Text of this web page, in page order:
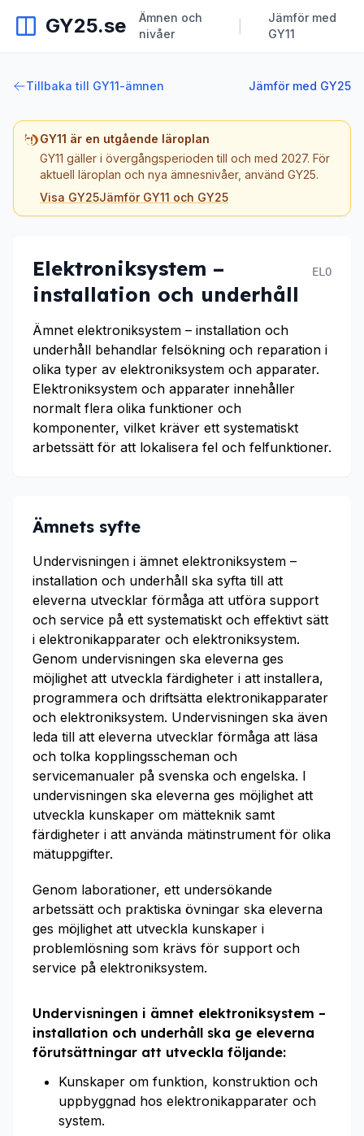
GY25.se
Ämnen och
nivåer
Jämför med
GY11
Tillbaka till GY11-ämnen Jämför med GY25
GY11 är en utgående läroplan
GY11 gäller i övergångsperioden till och med 2027. För
aktuell läroplan och nya ämnesnivåer, använd GY25.
Visa GY25Jämför GY11 och GY25
Elektroniksystem –
installation och underhåll
ELO
Ämnet elektroniksystem – installation och
underhåll behandlar felsökning och reparation i
olika typer av elektroniksystem och apparater.
Elektroniksystem och apparater innehåller
normalt flera olika funktioner och
komponenter, vilket kräver ett systematiskt
arbetssätt för att lokalisera fel och felfunktioner.
Ämnets syfte
Undervisningen i ämnet elektroniksystem –
installation och underhåll ska syfta till att
eleverna utvecklar förmåga att utföra support
och service på ett systematiskt och effektivt sätt
i elektronikapparater och elektroniksystem.
Genom undervisningen ska eleverna ges
möjlighet att utveckla färdigheter i att installera,
programmera och driftsätta elektronikapparater
och elektroniksystem. Undervisningen ska även
leda till att eleverna utvecklar förmåga att läsa
och tolka kopplingsscheman och
servicemanualer på svenska och engelska. I
undervisningen ska eleverna ges möjlighet att
utveckla kunskaper om mätteknik samt
färdigheter i att använda mätinstrument för olika
mätuppgifter.
Genom laborationer, ett undersökande
arbetssätt och praktiska övningar ska eleverna
ges möjlighet att utveckla kunskaper i
problemlösning som krävs för support och
service på elektroniksystem.
Undervisningen i ämnet elektroniksystem –
installation och underhåll ska ge eleverna
förutsättningar att utveckla följande:
Kunskaper om funktion, konstruktion och
uppbyggnad hos elektronikapparater och
system.